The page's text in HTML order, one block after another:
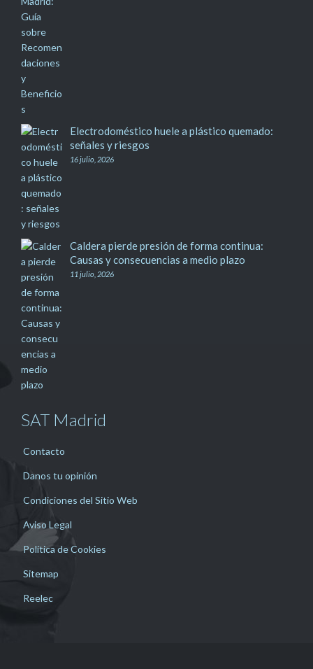
Electrodoméstico huele a plástico quemado:
señales y riesgos
16 julio, 2026
Caldera pierde presión de forma continua:
Causas y consecuencias a medio plazo
11 julio, 2026
SAT Madrid
Contacto
Danos tu opinión
Condiciones del Sitio Web
Aviso Legal
Política de Cookies
Sitemap
Reelec